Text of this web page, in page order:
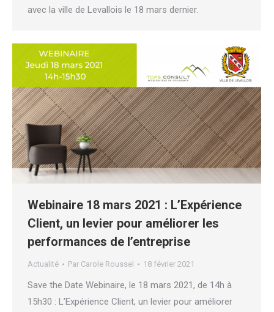
avec la ville de Levallois le 18 mars dernier.
Webinaire 18 mars 2021 : L’Expérience
Client, un levier pour améliorer les
performances de l’entreprise
Actualité Par Carole Roussel 18 février 2021
Save the Date Webinaire, le 18 mars 2021, de 14h à
15h30 : L’Expérience Client, un levier pour améliorer